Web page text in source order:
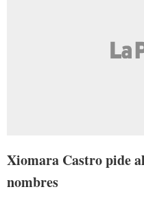
Xiomara Castro pide
nombres